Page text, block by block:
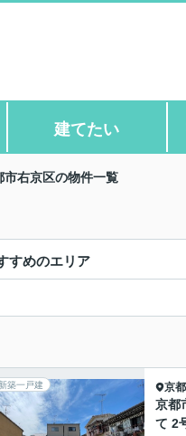
建てたい
市右京区の物件一覧
すめのエリア
新築一戸建 京
京都
て 2